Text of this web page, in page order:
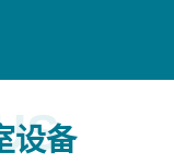
设备